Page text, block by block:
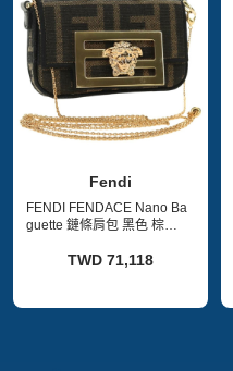
Fendi
FENDI FENDACE Nano Ba
guette 鏈條肩包 黑色 棕色
TWD 71,118